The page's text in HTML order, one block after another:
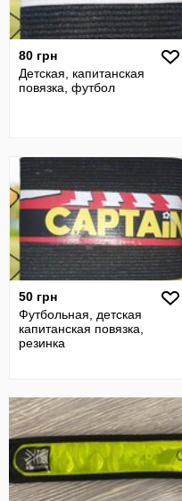
80 грн
Детская, капитанская
повязка, футбол
50 грн
Футбольная, детская
капитанская повязка,
резинка